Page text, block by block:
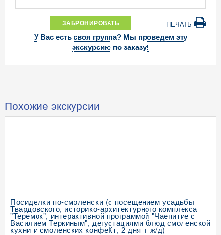
ЗАБРОНИРОВАТЬ ПЕЧАТЬ
У Вас есть своя группа? Мы проведем эту
экскурсию по заказу!
Похожие экскурсии
Посиделки по-смоленски (с посещением усадьбы
Твардовского, историко-архитектурного комплекса
"Теремок", интерактивной программой "Чаепитие с
Василием Теркиным", дегустациями блюд смоленской
кухни и смоленских конфеКт, 2 дня + ж/д)